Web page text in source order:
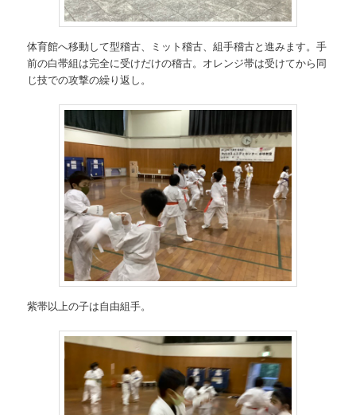
体育館へ移動して型稽古、ミット稽古、組手稽古と進みます。手
前の白帯組は完全に受けだけの稽古。オレンジ帯は受けてから同
じ技での攻撃の繰り返し。
紫帯以上の子は自由組手。